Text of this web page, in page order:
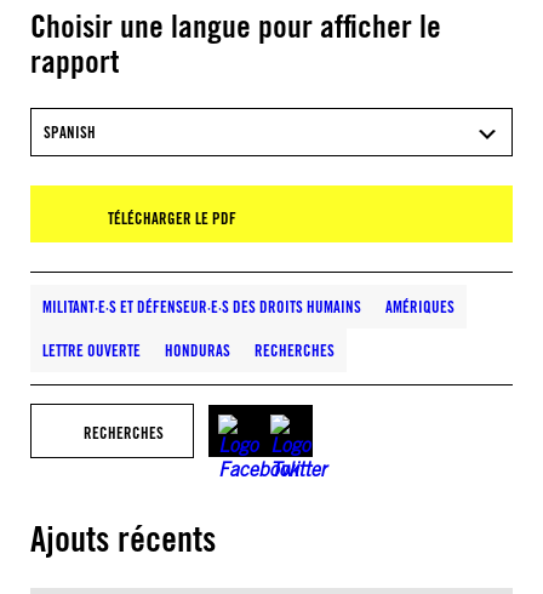
Choisir une langue pour afficher le
rapport
SPANISH
TÉLÉCHARGER LE PDF
MILITANT·E·S ET DÉFENSEUR·E·S DES DROITS HUMAINS AMÉRIQUES
LETTRE OUVERTE HONDURAS RECHERCHES
RECHERCHES
Ajouts récents